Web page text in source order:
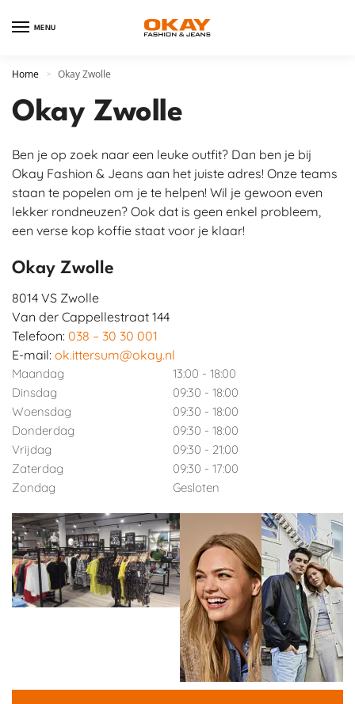
MENU
Home > Okay Zwolle
Okay Zwolle
Ben je op zoek naar een leuke outfit? Dan ben je bij
Okay Fashion & Jeans aan het juiste adres! Onze teams
staan te popelen om je te helpen! Wil je gewoon even
lekker rondneuzen? Ook dat is geen enkel probleem,
een verse kop koffie staat voor je klaar!
Okay Zwolle
8014 VS Zwolle
Van der Cappellestraat 144
Telefoon: 038 – 30 30 001
E-mail: ok.ittersum@okay.nl
Maandag
13:00 - 18:00
Dinsdag
09:30 - 18:00
Woensdag
09:30 - 18:00
Donderdag
09:30 - 18:00
Vrijdag
09:30 - 21:00
Zaterdag
09:30 - 17:00
Zondag
Gesloten